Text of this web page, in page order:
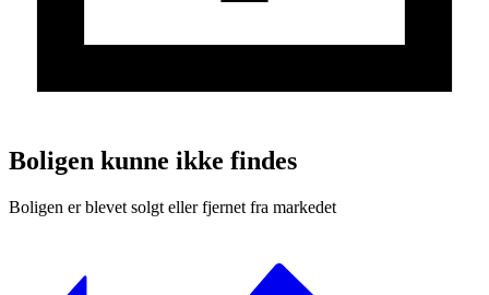
Boligen kunne ikke findes
Boligen er blevet solgt eller fjernet fra markedet